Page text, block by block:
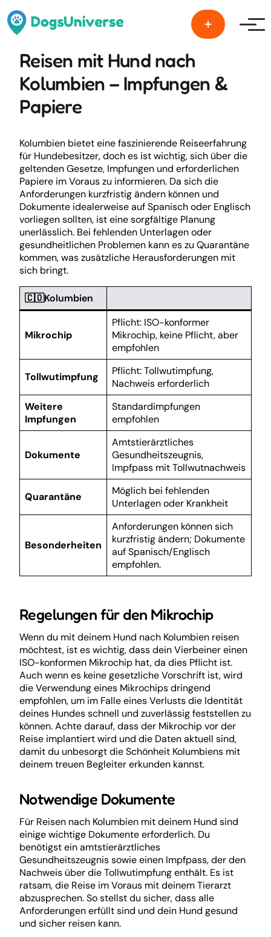
Reisen mit Hund nach
Kolumbien – Impfungen &
Papiere
Kolumbien bietet eine faszinierende Reiseerfahrung
für Hundebesitzer, doch es ist wichtig, sich über die
geltenden Gesetze, Impfungen und erforderlichen
Papiere im Voraus zu informieren. Da sich die
Anforderungen kurzfristig ändern können und
Dokumente idealerweise auf Spanisch oder Englisch
vorliegen sollten, ist eine sorgfältige Planung
unerlässlich. Bei fehlenden Unterlagen oder
gesundheitlichen Problemen kann es zu Quarantäne
kommen, was zusätzliche Herausforderungen mit
sich bringt.
🇨🇴Kolumbien
Mikrochip
Pflicht: ISO-konformer
Mikrochip, keine Pflicht, aber
empfohlen
Tollwutimpfung
Pflicht: Tollwutimpfung,
Nachweis erforderlich
Weitere
Impfungen
Standardimpfungen
empfohlen
Dokumente
Amtstierärztliches
Gesundheitszeugnis,
Impfpass mit Tollwutnachweis
Quarantäne
Möglich bei fehlenden
Unterlagen oder Krankheit
Besonderheiten
Anforderungen können sich
kurzfristig ändern; Dokumente
auf Spanisch/Englisch
empfohlen.
Regelungen für den Mikrochip
Wenn du mit deinem Hund nach Kolumbien reisen
möchtest, ist es wichtig, dass dein Vierbeiner einen
ISO-konformen Mikrochip hat, da dies Pflicht ist.
Auch wenn es keine gesetzliche Vorschrift ist, wird
die Verwendung eines Mikrochips dringend
empfohlen, um im Falle eines Verlusts die Identität
deines Hundes schnell und zuverlässig feststellen zu
können. Achte darauf, dass der Mikrochip vor der
Reise implantiert wird und die Daten aktuell sind,
damit du unbesorgt die Schönheit Kolumbiens mit
deinem treuen Begleiter erkunden kannst.
Notwendige Dokumente
Für Reisen nach Kolumbien mit deinem Hund sind
einige wichtige Dokumente erforderlich. Du
benötigst ein amtstierärztliches
Gesundheitszeugnis sowie einen Impfpass, der den
Nachweis über die Tollwutimpfung enthält. Es ist
ratsam, die Reise im Voraus mit deinem Tierarzt
abzusprechen. So stellst du sicher, dass alle
Anforderungen erfüllt sind und dein Hund gesund
und sicher reisen kann.